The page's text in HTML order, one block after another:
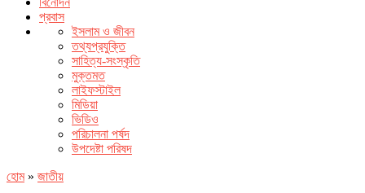
প্রবাস
ইসলাম ও জীবন
তথ্যপ্রযুক্তি
সাহিত্য-সংস্কৃতি
মুক্তমত
লাইফস্টাইল
মিডিয়া
ভিডিও
পরিচালনা পর্ষদ
উপদেষ্টা পরিষদ
হোম» জাতীয়